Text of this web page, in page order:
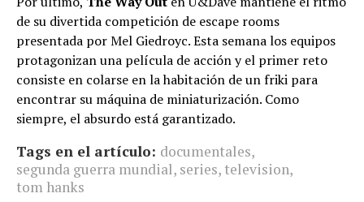
de su divertida competición de escape rooms
presentada por Mel Giedroyc. Esta semana los equipos
protagonizan una película de acción y el primer reto
consiste en colarse en la habitación de un friki para
encontrar su máquina de miniaturización. Como
siempre, el absurdo está garantizado.
Tags en el artículo: documentales,
segunda guerra mundial, series, television,
tom hanks